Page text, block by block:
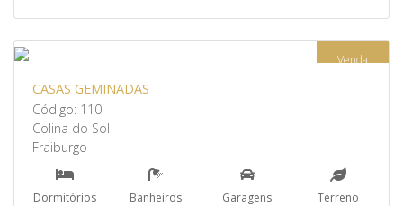
Venda
CASAS GEMINADAS
Código: 110
Colina do Sol
Fraiburgo
Dormitórios Banheiros Garagens Terreno